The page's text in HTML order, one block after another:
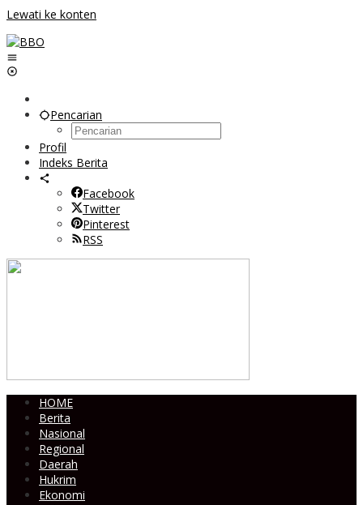
Lewati ke konten
Pencarian
Profil
Indeks Berita
Facebook
Twitter
Pinterest
RSS
HOME
Berita
Nasional
Regional
Daerah
Hukrim
Ekonomi